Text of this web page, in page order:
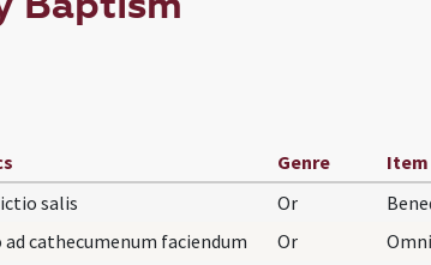
Genre Item
salis Or
cathecumenum faciendum Or